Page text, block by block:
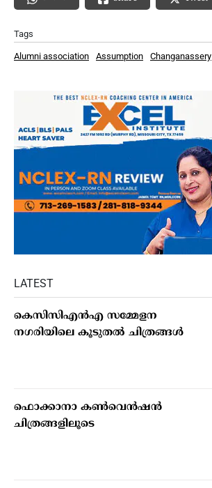
Tags
Alumni association Assumption Changanassery
LATEST
കെസിസിഎന്‍എ സമ്മേളന
നഗരിയിലെ കൂടുതല്‍ ചിത്രങ്ങള്‍
ഫൊക്കാനാ കണ്‍വെന്‍ഷന്‍
ചിത്രങ്ങളിലൂടെ